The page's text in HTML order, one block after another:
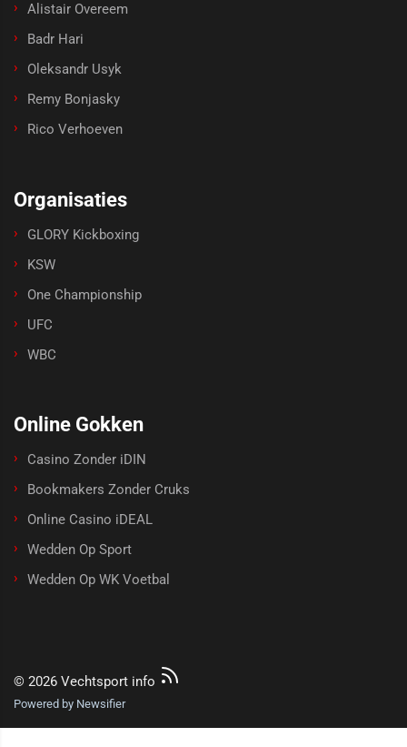
Alistair Overeem
Badr Hari
Oleksandr Usyk
Remy Bonjasky
Rico Verhoeven
Organisaties
GLORY Kickboxing
KSW
One Championship
UFC
WBC
Online Gokken
Casino Zonder iDIN
Bookmakers Zonder Cruks
Online Casino iDEAL
Wedden Op Sport
Wedden Op WK Voetbal
© 2026 Vechtsport info
Powered by Newsifier